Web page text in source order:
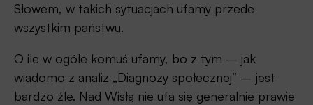
Słowem, w takich sytuacjach ufamy przede
wszystkim państwu.
O ile w ogóle komuś ufamy, bo z tym – jak
wiadomo z analiz „Diagnozy społecznej” – jest
bardzo źle. Nad Wisłą nie ufa się generalnie prawie